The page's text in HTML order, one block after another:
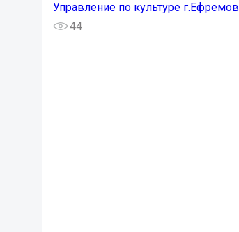
Управление по культуре г.Ефремов
44